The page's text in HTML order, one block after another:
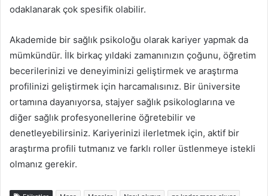
odaklanarak çok spesifik olabilir.
Akademide bir sağlık psikoloğu olarak kariyer yapmak da
mümkündür. İlk birkaç yıldaki zamanınızın çoğunu, öğretim
becerilerinizi ve deneyiminizi geliştirmek ve araştırma
profilinizi geliştirmek için harcamalısınız. Bir üniversite
ortamına dayanıyorsa, stajyer sağlık psikologlarına ve
diğer sağlık profesyonellerine öğretebilir ve
denetleyebilirsiniz. Kariyerinizi ilerletmek için, aktif bir
araştırma profili tutmanız ve farklı roller üstlenmeye istekli
olmanız gerekir.